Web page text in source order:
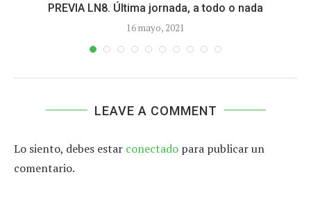
PREVIA LN8. Última jornada, a todo o nada
16 mayo, 2021
LEAVE A COMMENT
Lo siento, debes estar conectado para publicar un
comentario.